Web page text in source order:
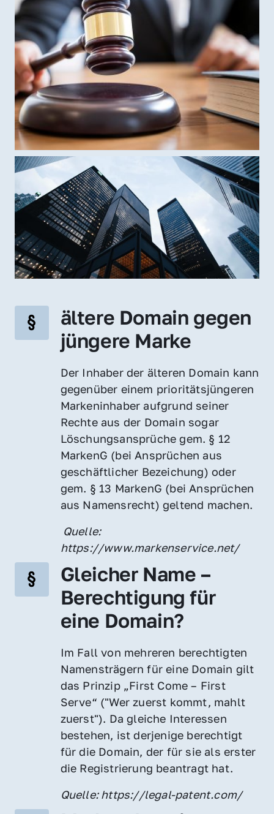
ältere Domain gegen
jüngere Marke
Der Inhaber der älteren Domain kann
gegenüber einem prioritätsjüngeren
Markeninhaber aufgrund seiner
Rechte aus der Domain sogar
Löschungsansprüche gem. § 12
MarkenG (bei Ansprüchen aus
geschäftlicher Bezeichung) oder
gem. § 13 MarkenG (bei Ansprüchen
aus Namensrecht) geltend machen.
https://www.markenservice.net/
Gleicher Name –
Berechtigung für
eine Domain?
Im Fall von mehreren berechtigten
Namensträgern für eine Domain gilt
das Prinzip „First Come – First
Serve“ ("Wer zuerst kommt, mahlt
zuerst"). Da gleiche Interessen
bestehen, ist derjenige berechtigt
für die Domain, der für sie als erster
die Registrierung beantragt hat.
Quelle: https://legal-patent.com/